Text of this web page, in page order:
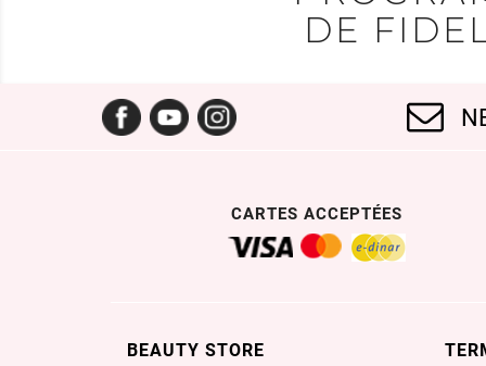
DE
FacebookYouTube
CARTES ACCEPTÉES
BEAUTY STORE